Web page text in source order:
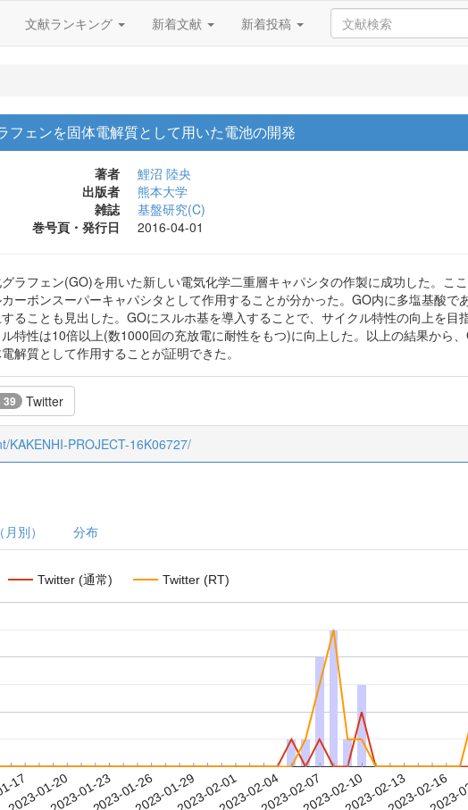
文献ランキング 新着文献 新着投稿
フェンを固体電解質として用いた電池の開発
著者
鯉沼 陸央
出版者
熊本大学
雑誌
基盤研究(C)
巻号頁・発行日
2016-04-01
ラフェン(GO)を用いた新しい電気化学二重層キャパシタの作製に成功した。こ
ーボンスーパーキャパシタとして作用することが分かった。GO内に多塩基酸
ることも見出した。GOにスルホ基を導入することで、サイクル特性の向上を
特性は10倍以上(数1000回の充放電に耐性をもつ)に向上した。以上の結果から
解質として作用することが証明できた。
39 Twitter
KAKENHI-PROJECT-16K06727/
別） 分布
Twitter (通常) Twitter (RT)
17
2023-01-202023-01-232023-01-262023-01-292023-02-012023-02-042023-02-072023-02-102023-02-132023-02-16